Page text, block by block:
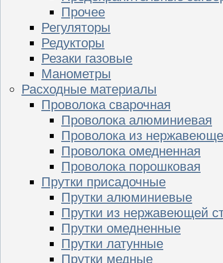
Прочее
Регуляторы
Редукторы
Резаки газовые
Манометры
Расходные материалы
Проволока сварочная
Проволока алюминиевая
Проволока из
Проволока омедненная
Проволока порошковая
Прутки присадочные
Прутки алюминиевые
Прутки из нержавеющей
Прутки омедненные
Прутки латунные
Прутки медные